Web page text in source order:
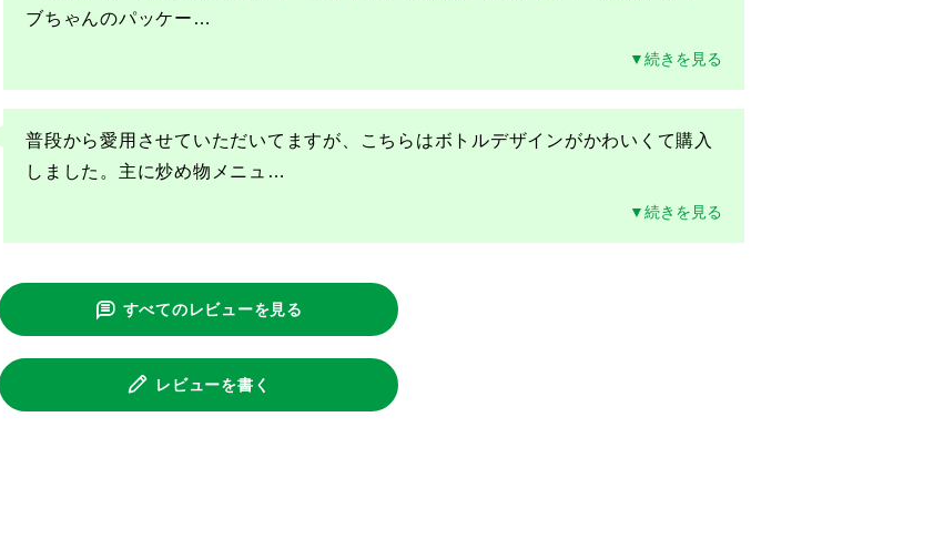
ブちゃんのパッケー …
▼続きを見る
普段から愛用させていただいてますが、こちらはボトルデザインがかわいくて購入
しました。主に炒め物メニュ …
▼続きを見る
すべてのレビューを見る
レビューを書く